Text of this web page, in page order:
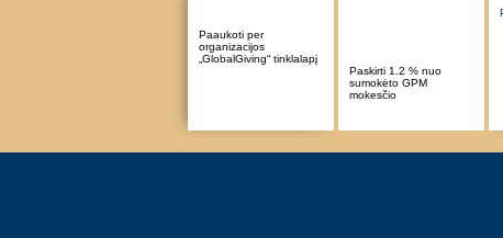
Paaukoti per
organizacijos
„GlobalGiving“ tinklalapį
Paskirti 1.2 % nuo
sumokėto GPM
mokesčio